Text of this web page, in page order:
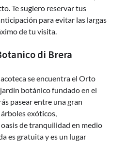
Te sugiero reservar tus
para evitar las largas
de tu visita.
di Brera
se encuentra el Orto
botánico fundado en el
pasear entre una gran
exóticos,
de tranquilidad en medio
es gratuita y es un lugar